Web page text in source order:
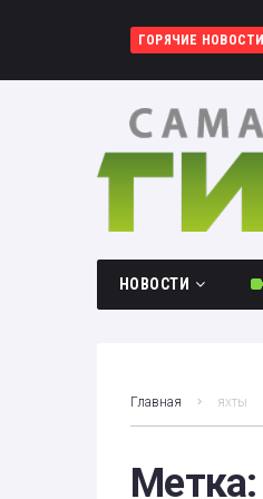
ГОРЯЧИЕ НОВОСТИ
НОВОСТИ
Главная яхты
Метка: